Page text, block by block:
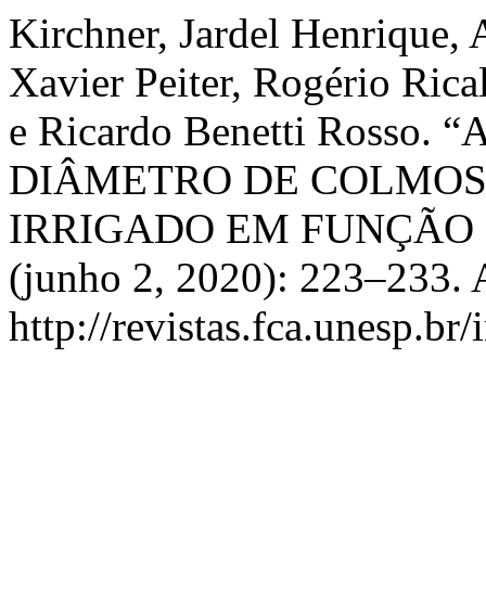
Kirchner, Jardel Henrique,
Xavier Peiter, Rogério
e Ricardo Benetti Rosso.
DIÂMETRO DE
IRRIGADO EM FUNÇÃO
(junho 2, 2020): 223–233.
http://